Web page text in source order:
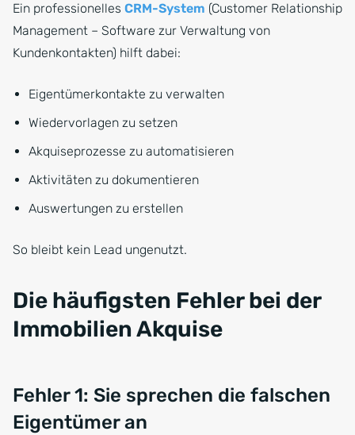
Ein professionelles CRM-System (Customer Relationship
Management – Software zur Verwaltung von
Kundenkontakten) hilft dabei:
Eigentümerkontakte zu verwalten
Wiedervorlagen zu setzen
Akquiseprozesse zu automatisieren
Aktivitäten zu dokumentieren
Auswertungen zu erstellen
So bleibt kein Lead ungenutzt.
Die häufigsten Fehler bei der
Immobilien Akquise
Fehler 1: Sie sprechen die falschen
Eigentümer an